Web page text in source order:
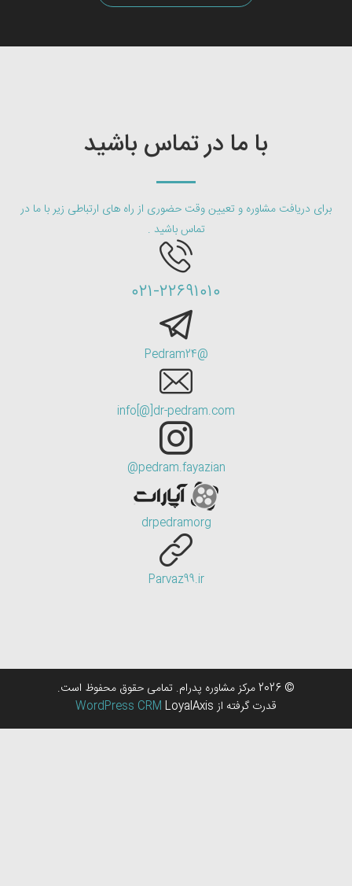
با ما در تماس باشید
برای دریافت مشاوره و تعیین وقت حضوری از راه های ارتباطی زیر با ما در
تماس باشید .
۰۲۱-۲۲۶۹۱۰۱۰
@Pedram24
info[@]dr-pedram.com
pedram.fayazian@
drpedramorg
Parvaz99.ir
© 2026 مرکز مشاوره پدرام. تمامی حقوق محفوظ است.
قدرت گرفته از
WordPress CRM LoyalAxis